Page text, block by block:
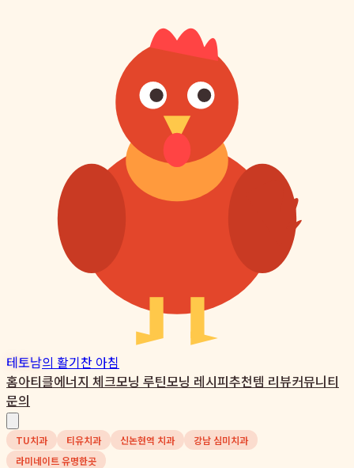
테토남의 활기찬 아침
홈아티클에너지 체크모닝 루틴모닝 레시피추천템 리뷰커뮤니티
문의
TU치과 티유치과 신논현역 치과
강남 심미치과
라미네이트 유명한곳